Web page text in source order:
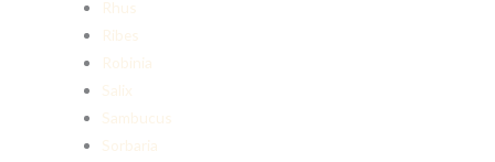
Rhus
Ribes
Robinia
Salix
Sambucus
Sorbaria